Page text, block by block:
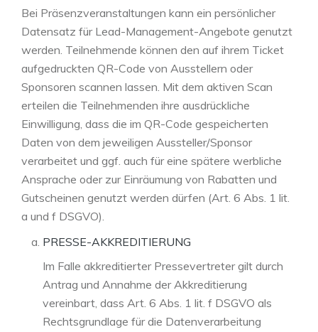
Bei Präsenzveranstaltungen kann ein persönlicher
Datensatz für Lead-Management-Angebote genutzt
werden. Teilnehmende können den auf ihrem Ticket
aufgedruckten QR-Code von Ausstellern oder
Sponsoren scannen lassen. Mit dem aktiven Scan
erteilen die Teilnehmenden ihre ausdrückliche
Einwilligung, dass die im QR-Code gespeicherten
Daten von dem jeweiligen Aussteller/Sponsor
verarbeitet und ggf. auch für eine spätere werbliche
Ansprache oder zur Einräumung von Rabatten und
Gutscheinen genutzt werden dürfen (Art. 6 Abs. 1 lit.
a und f DSGVO).
PRESSE-AKKREDITIERUNG
Im Falle akkreditierter Pressevertreter gilt durch
Antrag und Annahme der Akkreditierung
vereinbart, dass Art. 6 Abs. 1 lit. f DSGVO als
Rechtsgrundlage für die Datenverarbeitung